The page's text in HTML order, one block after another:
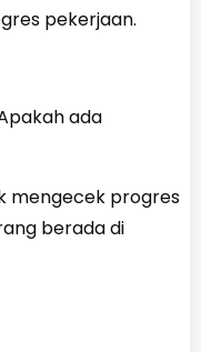
pekerjaan.
ada
mengecek progres
berada di